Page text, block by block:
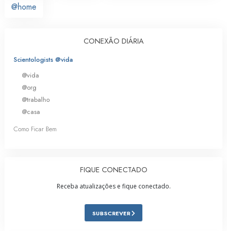
@home
CONEXÃO DIÁRIA
Scientologists @vida
@vida
@org
@trabalho
@casa
Como Ficar Bem
FIQUE CONECTADO
Receba atualizações e fique conectado.
SUBSCREVER